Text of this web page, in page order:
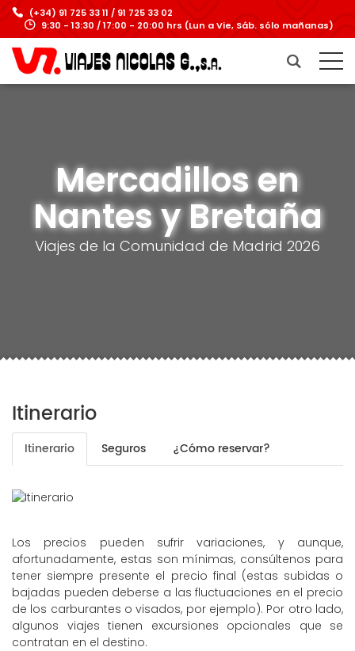
(+34) 91 725 33 11 / 91 725 33 02
9:30 - 13:30 / 17:00 - 20:00 hrs (Lun a Vie, Sáb. sólo mañanas)
Mercadillos en
Nantes y Bretaña
Viajes de la Comunidad de Madrid 2026
Itinerario
Itinerario Seguros ¿Cómo reservar?
Los precios pueden sufrir variaciones, y aunque,
afortunadamente, estas son mínimas, consúltenos para
tener siempre presente el precio final (estas subidas o
bajadas pueden deberse a las fluctuaciones en el precio
de los carburantes o visados, por ejemplo). Por otro lado,
algunos viajes tienen excursiones opcionales que se
contratan en el destino.